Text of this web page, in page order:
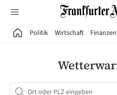
Direkt zum Hauptinhalt
Politik Wirtschaft Finanzen